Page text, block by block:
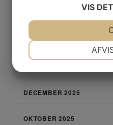
APRIL 2026
DECEMBER 2025
OKTOBER 2025
VIS
MARKETING